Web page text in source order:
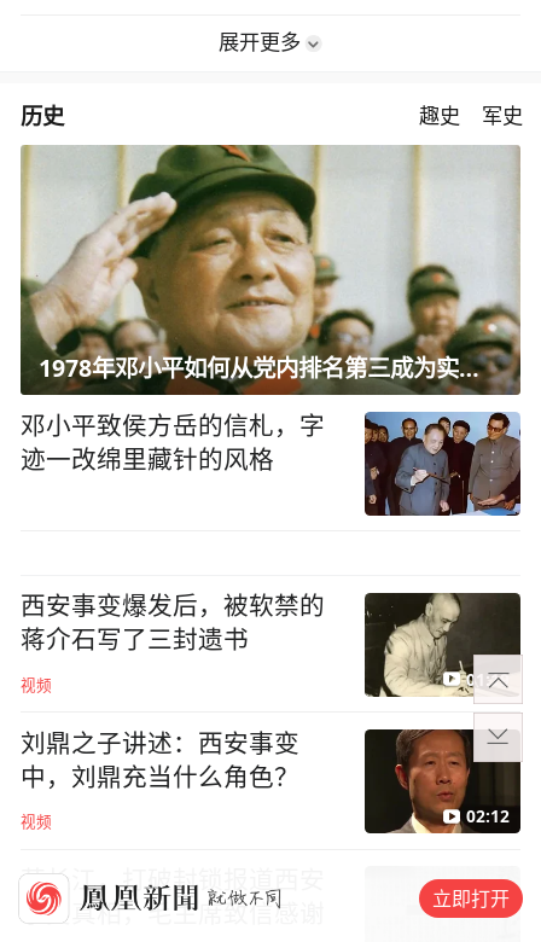
展开更多
历史 趣史 军史
1978年邓小平如何从党内排名第三成为实际核心？
邓小平致侯方岳的信札，字
迹一改绵里藏针的风格
西安事变爆发后，被软禁的
蒋介石写了三封遗书
视频 01:19
刘鼎之子讲述：西安事变
中，刘鼎充当什么角色？
视频 02:12
范长江，打破封锁报道西安
事变真相，毛主席致信感谢
立即打开